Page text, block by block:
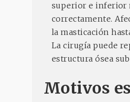
superior e inferior
correctamente.
la masticación
La cirugía puede
estructura ósea
Motivos